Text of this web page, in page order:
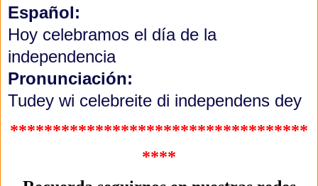
Español:
Hoy celebramos el día de la
independencia
Pronunciación:
Tudey wi celebreite di independens dey
***********************************
****